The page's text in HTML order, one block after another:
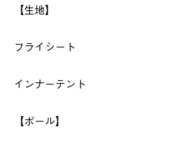
【生地】
フライシート
インナーテント
【ポール】